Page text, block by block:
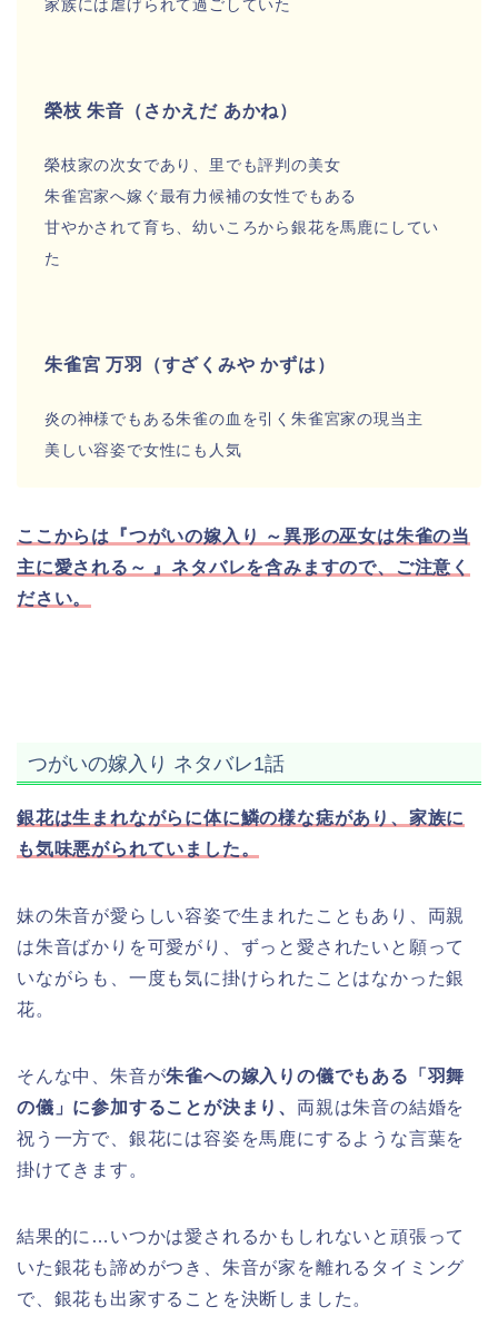
家族には虐げられて過ごしていた
榮枝 朱音（さかえだ あかね）
榮枝家の次女であり、里でも評判の美女
朱雀宮家へ嫁ぐ最有力候補の女性でもある
甘やかされて育ち、幼いころから銀花を馬鹿にしてい
た
朱雀宮 万羽（すざくみや かずは）
炎の神様でもある朱雀の血を引く朱雀宮家の現当主
美しい容姿で女性にも人気
ここからは『つがいの嫁入り ～異形の巫女は朱雀の当
主に愛される～ 』ネタバレを含みますので、ご注意く
ださい。
つがいの嫁入り ネタバレ1話
銀花は生まれながらに体に鱗の様な痣があり、家族に
も気味悪がられていました。
妹の朱音が愛らしい容姿で生まれたこともあり、両親
は朱音ばかりを可愛がり、ずっと愛されたいと願って
いながらも、一度も気に掛けられたことはなかった銀
花。
そんな中、朱音が朱雀への嫁入りの儀でもある「羽舞
の儀」に参加することが決まり、 両親は朱音の結婚を
祝う一方で、銀花には容姿を馬鹿にするような言葉を
掛けてきます。
結果的に…いつかは愛されるかもしれないと頑張って
いた銀花も諦めがつき、朱音が家を離れるタイミング
で、銀花も出家することを決断しました。